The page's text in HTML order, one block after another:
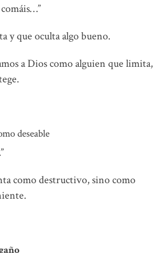
y que oculta algo bueno.
a Dios como alguien que limita,
deseable
como destructivo, sino como